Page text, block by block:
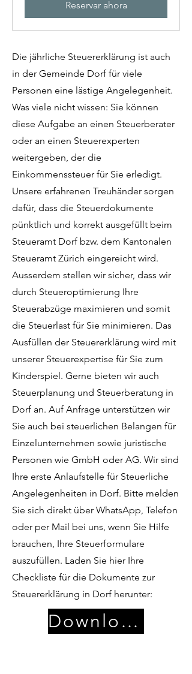
Reservar ahora
Die jährliche Steuererklärung ist auch
in der Gemeinde Dorf für viele
Personen eine lästige Angelegenheit.
Was viele nicht wissen: Sie können
diese Aufgabe an einen Steuerberater
oder an einen Steuerexperten
weitergeben, der die
Einkommenssteuer für Sie erledigt.
Unsere erfahrenen Treuhänder sorgen
dafür, dass die Steuerdokumente
pünktlich und korrekt ausgefüllt beim
Steueramt Dorf bzw. dem Kantonalen
Steueramt Zürich eingereicht wird.
Ausserdem stellen wir sicher, dass wir
durch Steueroptimierung Ihre
Steuerabzüge maximieren und somit
die Steuerlast für Sie minimieren. Das
Ausfüllen der Steuererklärung wird mit
unserer Steuerexpertise für Sie zum
Kinderspiel. Gerne bieten wir auch
Steuerplanung und Steuerberatung in
Dorf an. Auf Anfrage unterstützen wir
Sie auch bei steuerlichen Belangen für
Einzelunternehmen sowie juristische
Personen wie GmbH oder AG. Wir sind
Ihre erste Anlaufstelle für Steuerliche
Angelegenheiten in Dorf. Bitte melden
Sie sich direkt über WhatsApp, Telefon
oder per Mail bei uns, wenn Sie Hilfe
brauchen, Ihre Steuerformulare
auszufüllen. Laden Sie hier Ihre
Checkliste für die Dokumente zur
Steuererklärung in Dorf herunter:
Download